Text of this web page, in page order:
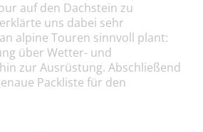
auf den Dachstein zu
uns dabei sehr
alpine Touren sinnvoll plant:
über Wetter- und
zur Ausrüstung. Abschließend
Packliste für den